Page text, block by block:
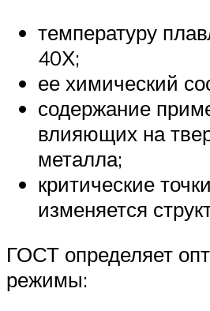
температуру
40Х;
ее химический
содержание
влияющих на
металла;
критические
изменяется
ГОСТ определяет
режимы: